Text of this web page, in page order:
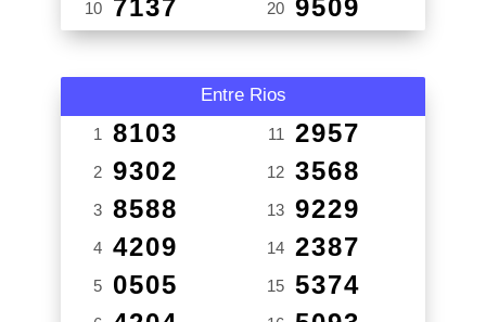
10 7137 20 9509
Entre Rios
1 8103
2 9302
3 8588
4 4209
5 0505
11 2957
12 3568
13 9229
14 2387
15 5374